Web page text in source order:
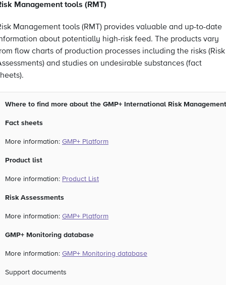
Management tools (RMT)
Management tools (RMT) provides valuable and up-to-date
about potentially high-risk feed. The products vary
flow charts of production processes including the risks (Risk
and studies on undesirable substances (fact
Where to find more about the GMP+ International Risk Management
Fact sheets
More information: GMP+ Platform
Product list
More information: Product List
Risk Assessments
More information: GMP+ Platform
GMP+ Monitoring database
More information: GMP+ Monitoring database
Support documents